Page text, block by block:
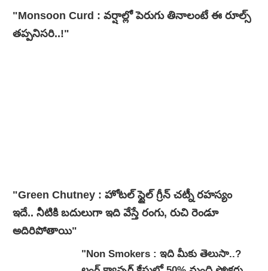
"Monsoon Curd : వర్షాల్లో పెరుగు తినాలంటే ఈ రూల్స్
తప్పనిసరి..!"
"Green Chutney : హోటల్ స్టైల్ గ్రీన్ చట్నీ రహస్యం
ఇదే.. నీటికి బదులుగా ఇది వేస్తే రంగు, రుచి రెండూ
అదిరిపోతాయి"
"Non Smokers : ఇది మీకు తెలుసా..?